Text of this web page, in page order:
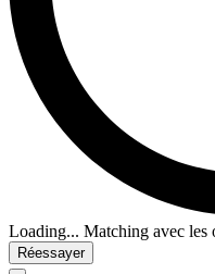
Loading... Matching avec les
Réessayer